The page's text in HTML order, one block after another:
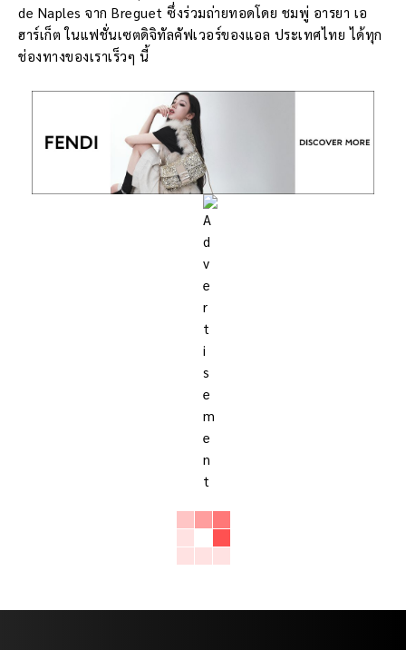
de Naples จาก Breguet ซึ่งร่วมถ่ายทอดโดย ชมพู่ อารยา เอ
ฮาร์เก็ต ในแฟชั่นเซตดิจิทัลคัฟเวอร์ของแอล ประเทศไทย ได้ทุก
ช่องทางของเราเร็วๆ นี้